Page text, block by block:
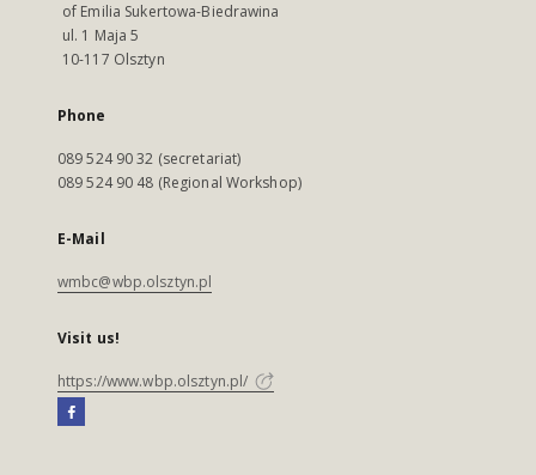
of Emilia Sukertowa-Biedrawina
ul. 1 Maja 5
10-117 Olsztyn
Phone
089 524 90 32 (secretariat)
089 524 90 48 (Regional Workshop)
E-Mail
wmbc@wbp.olsztyn.pl
Visit us!
https://www.wbp.olsztyn.pl/